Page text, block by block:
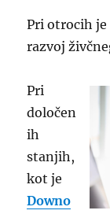
Pri otrocih je
razvoj
Pri
določen
ih
stanjih,
kot je
Downo